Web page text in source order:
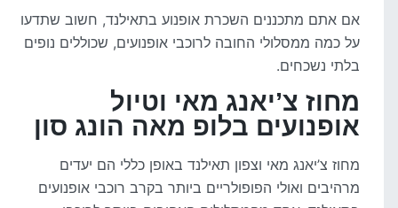
אם אתם מתכננים השכרת אופנוע בתאילנד, חשוב שתדעו
על כמה ממסלולי החובה לרוכבי אופנועים, שכוללים נופים
בלתי נשכחים.
מחוז צ’יאנג מאי וטיול
אופנועים בלופ מאה הונג סון
מחוז צ’יאנג מאי וצפון תאילנד באופן כללי הם יעדים
מרהיבים ואולי הפופולריים ביותר בקרב רוכבי אופנועים